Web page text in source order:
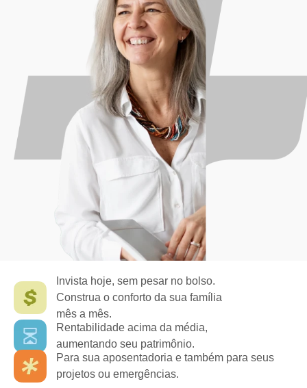
Invista hoje, sem pesar no bolso.
Construa o conforto da sua família
mês a mês.
Rentabilidade acima da média,
aumentando seu patrimônio.
Para sua aposentadoria e também para seus
projetos ou emergências.